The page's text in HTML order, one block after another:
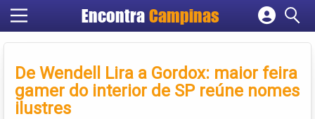
Encontra Campinas
Cadastrar empresa
Criar conta
De Wendell Lira a Gordox: maior feira
gamer do interior de SP reúne nomes
ilustres